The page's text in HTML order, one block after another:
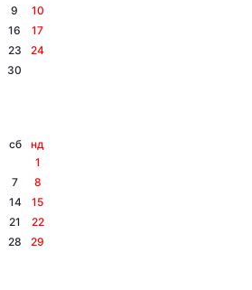
9
10
16
17
23
24
30
сб
нд
1
7
8
14
15
21
22
28
29